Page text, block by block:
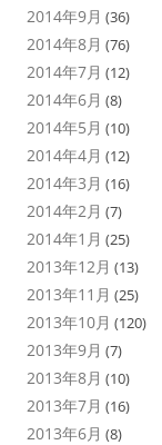
2014年9月 (36)
2014年8月 (76)
2014年7月 (12)
2014年6月 (8)
2014年5月 (10)
2014年4月 (12)
2014年3月 (16)
2014年2月 (7)
2014年1月 (25)
2013年12月 (13)
2013年11月 (25)
2013年10月 (120)
2013年9月 (7)
2013年8月 (10)
2013年7月 (16)
2013年6月 (8)